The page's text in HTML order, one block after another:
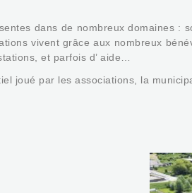
dans de nombreux domaines
vivent grâce aux nombreux
et parfois d’ aide…
joué par les associations, la